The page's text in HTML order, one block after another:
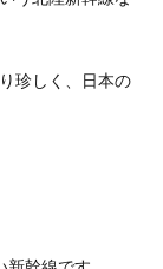
珍しく、日本の